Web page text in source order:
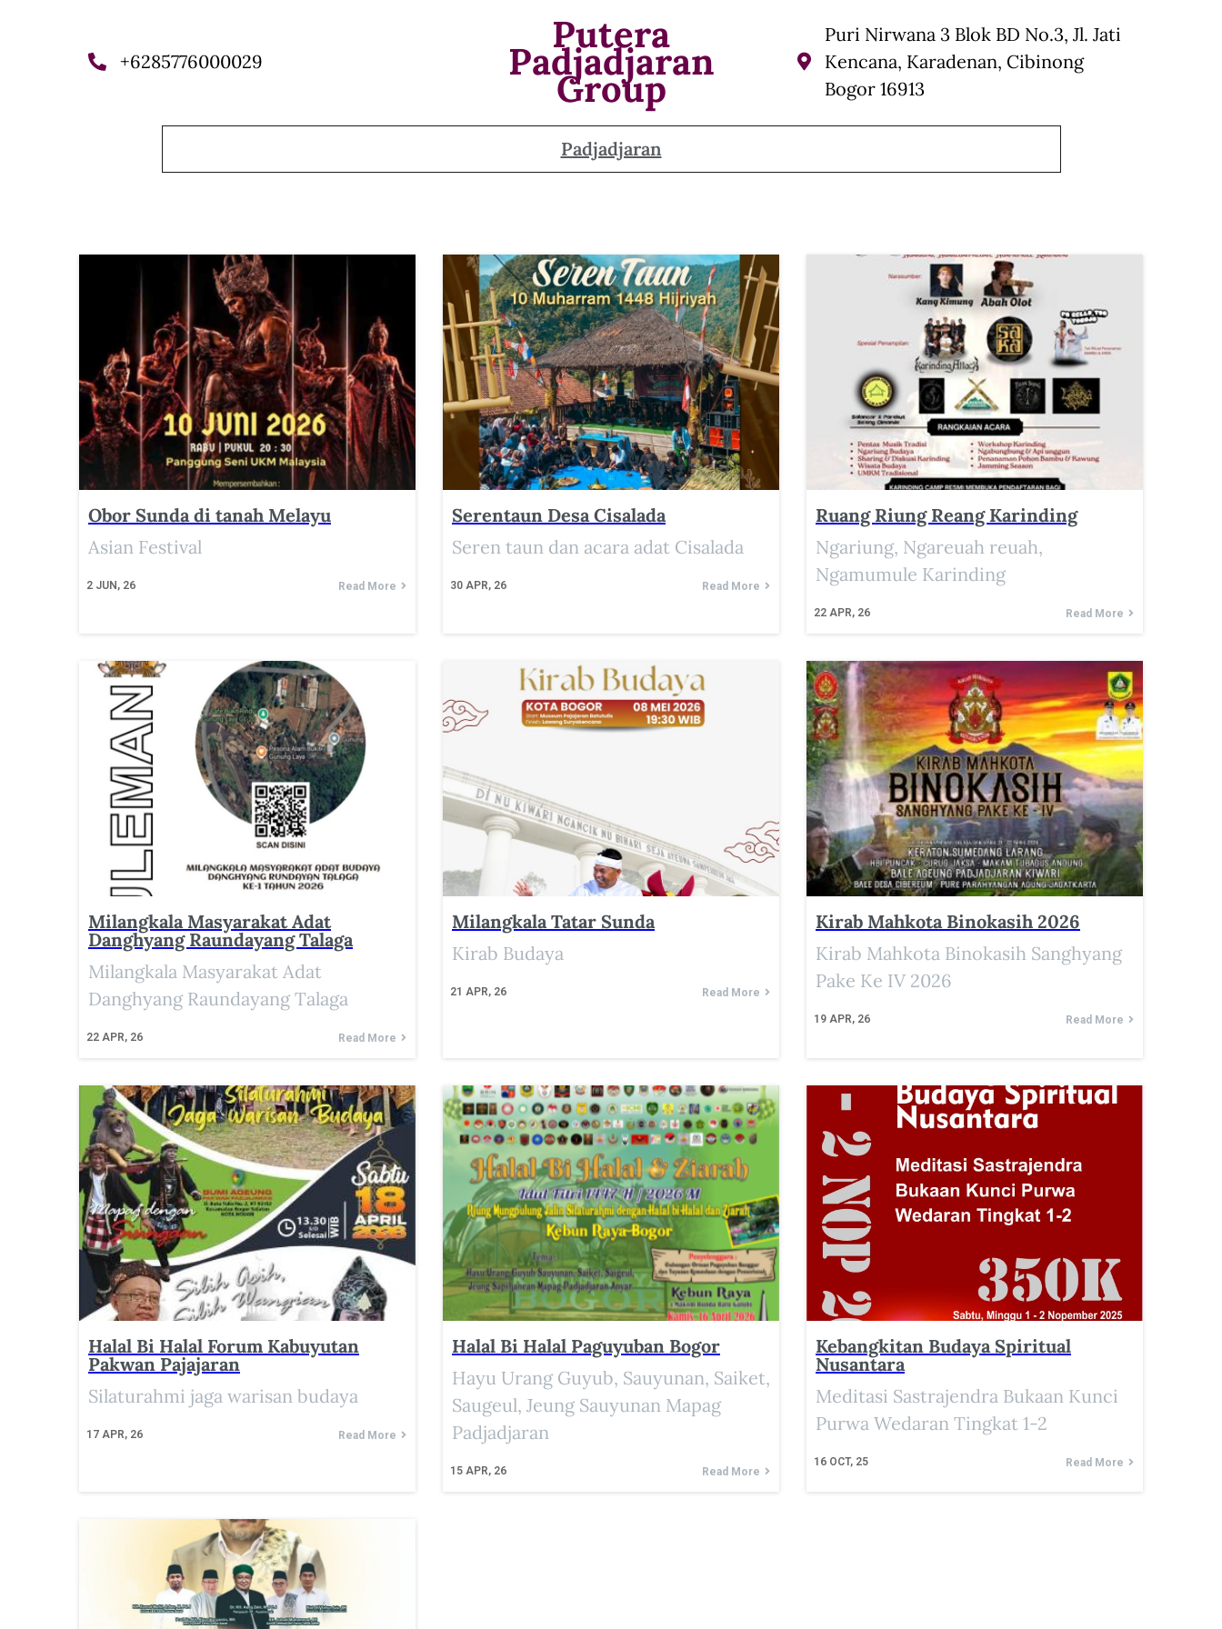
+6285776000029
Putera
Padjadjaran
Group
Puri Nirwana 3 Blok BD No.3, Jl. Jati
Kencana, Karadenan, Cibinong
Bogor 16913
Padjadjaran
Obor Sunda di tanah Melayu
2 JUN, 26
Asian Festival
Read More
Serentaun Desa Cisalada
30 APR, 26
Seren taun dan acara adat Cisalada
Read More
Ruang Riung Reang Karinding
22 APR, 26
Ngariung, Ngareuah reuah,
Ngamumule Karinding
Read More
Milangkala Masyarakat Adat
Danghyang Raundayang Talaga
22 APR, 26
Milangkala Masyarakat Adat
Danghyang Raundayang Talaga
Read More
Milangkala Tatar Sunda
21 APR, 26
Kirab Budaya
Read More
Kirab Mahkota Binokasih 2026
19 APR, 26
Kirab Mahkota Binokasih Sanghyang
Pake Ke IV 2026
Read More
Halal Bi Halal Forum Kabuyutan
Pakwan Pajajaran
17 APR, 26
Silaturahmi jaga warisan budaya
Read More
Halal Bi Halal Paguyuban Bogor
15 APR, 26
Hayu Urang Guyub, Sauyunan, Saiket,
Saugeul, Jeung Sauyunan Mapag
Padjadjaran
Read More
Kebangkitan Budaya Spiritual
Nusantara
16 OCT, 25
Meditasi Sastrajendra Bukaan Kunci
Purwa Wedaran Tingkat 1-2
Read More